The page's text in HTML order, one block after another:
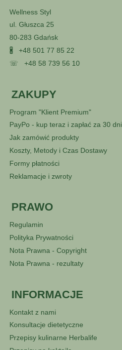
Wellness Styl
ul. Głuszca 25
80-283 Gdańsk
🖁 +48 501 77 85 22
☏ +48 58 739 56 10
ZAKUPY
Program "Klient Premium"
PayPo - kup teraz i zapłać za 30 dni
Jak zamówić produkty
Koszty, Metody i Czas Dostawy
Formy płatności
Reklamacje i zwroty
PRAWO
Regulamin
Polityka Prywatności
Nota Prawna - Copyright
Nota Prawna - rezultaty
INFORMACJE
Kontakt z nami
Konsultacje dietetyczne
Przepisy kulinarne Herbalife